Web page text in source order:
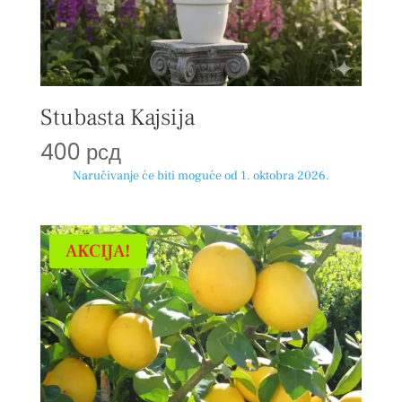
Stubasta Kajsija
400 рсд
Naručivanje će biti moguće od 1. oktobra 2026.
AKCIJA!